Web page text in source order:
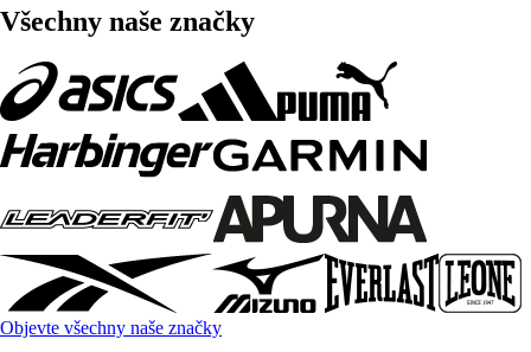
Všechny naše značky
Objevte všechny naše značky